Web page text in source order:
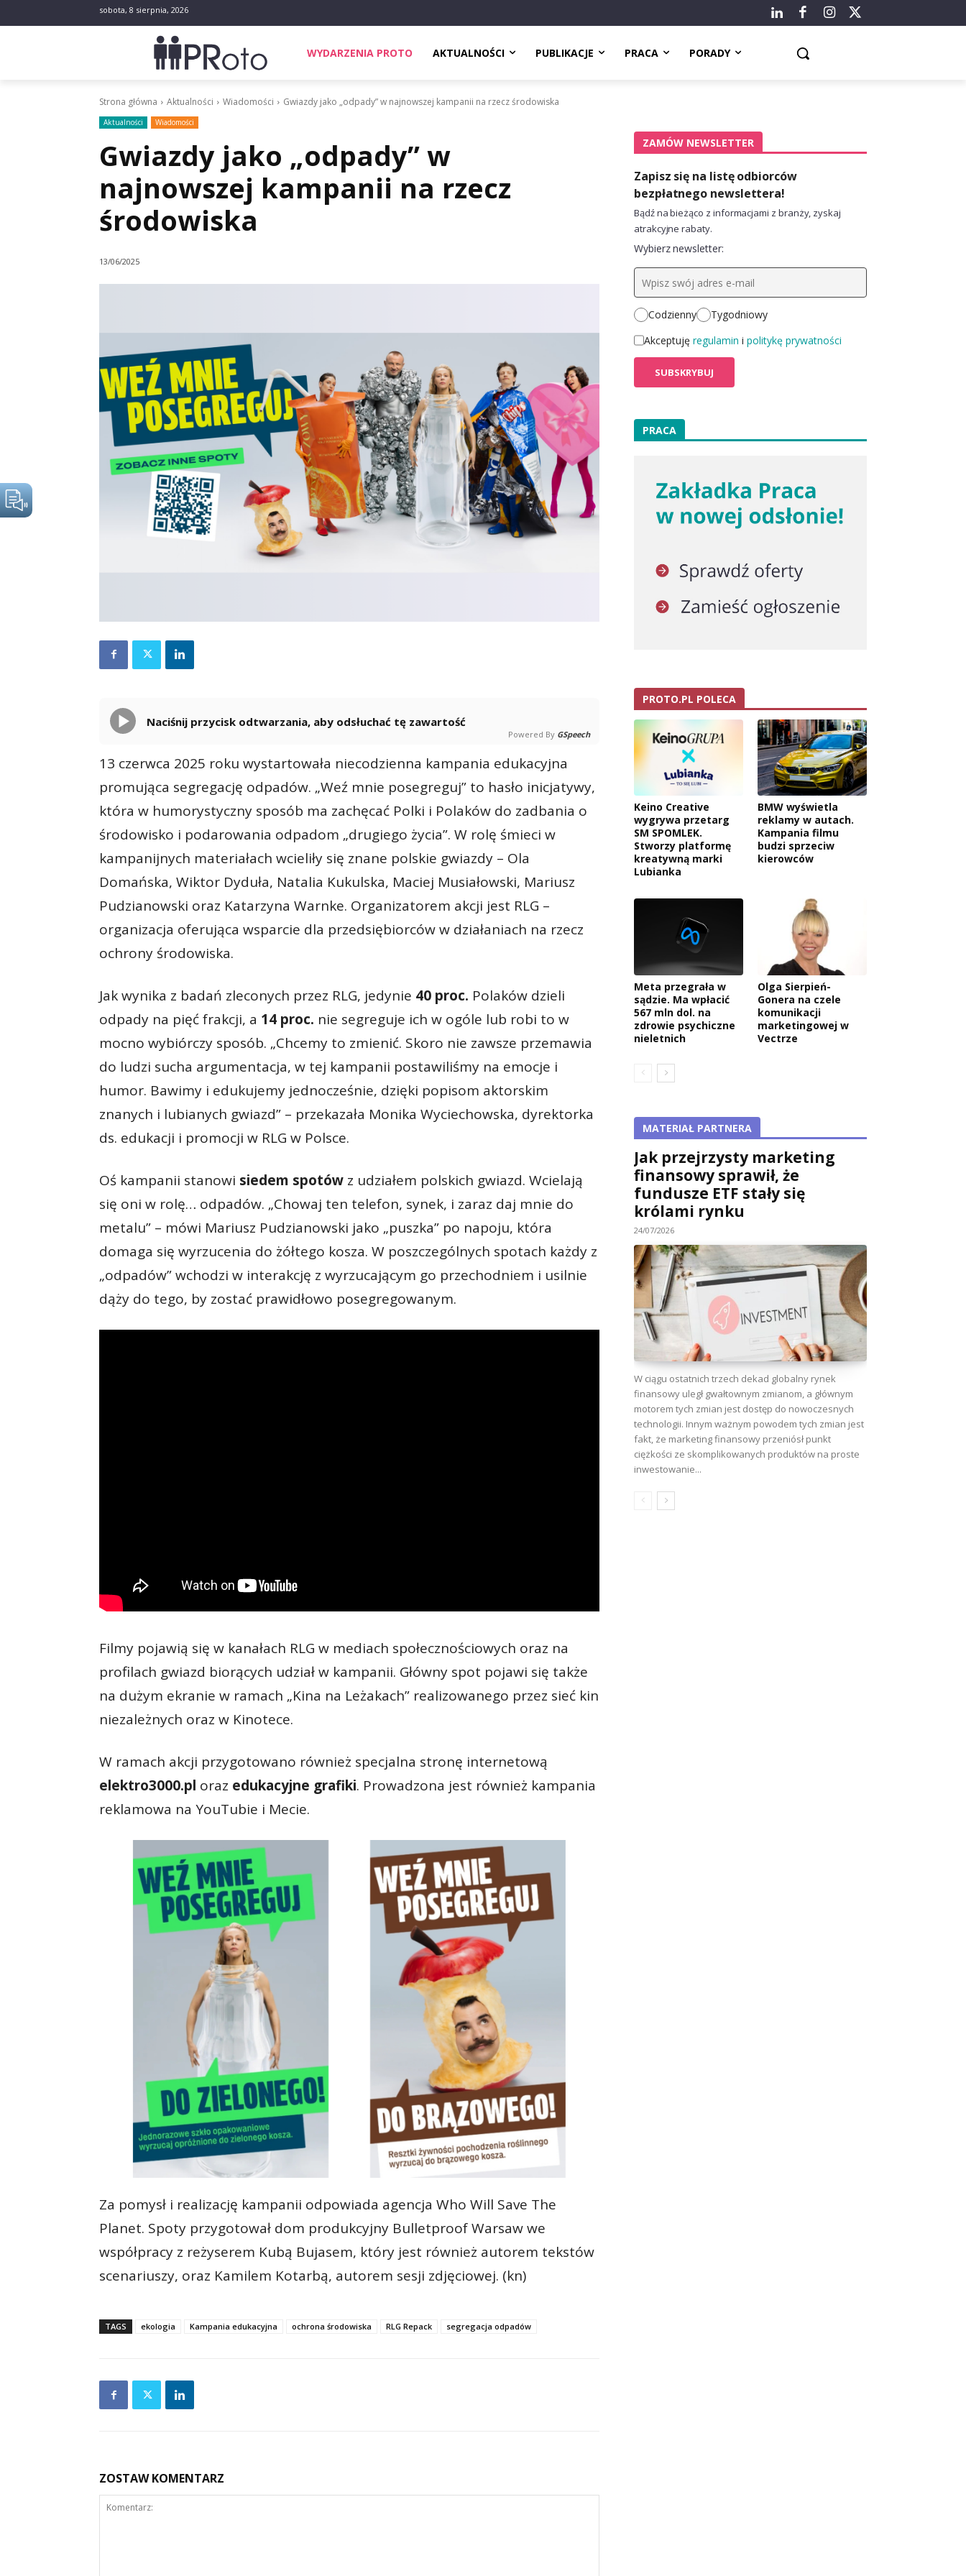
sobota, 8 sierpnia, 2026
WYDARZENIA PROTO AKTUALNOŚCI PUBLIKACJE PRACA PORADY
Strona główna Aktualności Wiadomości Gwiazdy jako „odpady” w najnowszej kampanii na rzecz środowiska
Aktualności Wiadomości
Gwiazdy jako „odpady” w
najnowszej kampanii na rzecz
środowiska
13/06/2025
Naciśnij przycisk odtwarzania, aby odsłuchać tę zawartość
Powered By GSpeech
13 czerwca 2025 roku wystartowała niecodzienna kampania edukacyjna
promująca segregację odpadów. „Weź mnie posegreguj” to hasło inicjatywy,
która w humorystyczny sposób ma zachęcać Polki i Polaków do zadbania o
środowisko i podarowania odpadom „drugiego życia”. W rolę śmieci w
kampanijnych materiałach wcieliły się znane polskie gwiazdy – Ola
Domańska, Wiktor Dyduła, Natalia Kukulska, Maciej Musiałowski, Mariusz
Pudzianowski oraz Katarzyna Warnke. Organizatorem akcji jest RLG –
organizacja oferująca wsparcie dla przedsiębiorców w działaniach na rzecz
ochrony środowiska.
Jak wynika z badań zleconych przez RLG, jedynie 40 proc. Polaków dzieli
odpady na pięć frakcji, a 14 proc. nie segreguje ich w ogóle lub robi to w
mocno wybiórczy sposób. „Chcemy to zmienić. Skoro nie zawsze przemawia
do ludzi sucha argumentacja, w tej kampanii postawiliśmy na emocje i
humor. Bawimy i edukujemy jednocześnie, dzięki popisom aktorskim
znanych i lubianych gwiazd” – przekazała Monika Wyciechowska, dyrektorka
ds. edukacji i promocji w RLG w Polsce.
Oś kampanii stanowi siedem spotów z udziałem polskich gwiazd. Wcielają
się oni w rolę… odpadów. „Chowaj ten telefon, synek, i zaraz daj mnie do
metalu” – mówi Mariusz Pudzianowski jako „puszka” po napoju, która
domaga się wyrzucenia do żółtego kosza. W poszczególnych spotach każdy z
„odpadów” wchodzi w interakcję z wyrzucającym go przechodniem i usilnie
dąży do tego, by zostać prawidłowo posegregowanym.
Filmy pojawią się w kanałach RLG w mediach społecznościowych oraz na
profilach gwiazd biorących udział w kampanii. Główny spot pojawi się także
na dużym ekranie w ramach „Kina na Leżakach” realizowanego przez sieć kin
niezależnych oraz w Kinotece.
W ramach akcji przygotowano również specjalna stronę internetową
elektro3000.pl oraz edukacyjne grafiki. Prowadzona jest również kampania
reklamowa na YouTubie i Mecie.
Za pomysł i realizację kampanii odpowiada agencja Who Will Save The
Planet. Spoty przygotował dom produkcyjny Bulletproof Warsaw we
współpracy z reżyserem Kubą Bujasem, który jest również autorem tekstów
scenariuszy, oraz Kamilem Kotarbą, autorem sesji zdjęciowej. (kn)
TAGS ekologia Kampania edukacyjna ochrona środowiska RLG Repack segregacja odpadów
ZOSTAW KOMENTARZ
ZAMÓW NEWSLETTER
Zapisz się na listę odbiorców
bezpłatnego newslettera!
Bądź na bieżąco z informacjami z branży, zyskaj
atrakcyjne rabaty.
Wybierz newsletter:
Codzienny
Tygodniowy
Akceptuję regulamin i politykę prywatności
PRACA
PROTO.PL POLECA
Keino Creative
wygrywa przetarg
SM SPOMLEK.
Stworzy platformę
kreatywną marki
Lubianka
BMW wyświetla
reklamy w autach.
Kampania filmu
budzi sprzeciw
kierowców
Meta przegrała w
sądzie. Ma wpłacić
567 mln dol. na
zdrowie psychiczne
nieletnich
Olga Sierpień-
Gonera na czele
komunikacji
marketingowej w
Vectrze
MATERIAŁ PARTNERA
Jak przejrzysty marketing
finansowy sprawił, że
fundusze ETF stały się
królami rynku
24/07/2026
W ciągu ostatnich trzech dekad globalny rynek
finansowy uległ gwałtownym zmianom, a głównym
motorem tych zmian jest dostęp do nowoczesnych
technologii. Innym ważnym powodem tych zmian jest
fakt, że marketing finansowy przeniósł punkt
ciężkości ze skomplikowanych produktów na proste
inwestowanie...